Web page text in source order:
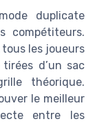
duplicate
compétiteurs.
les joueurs
d’un sac
théorique.
le meilleur
entre les